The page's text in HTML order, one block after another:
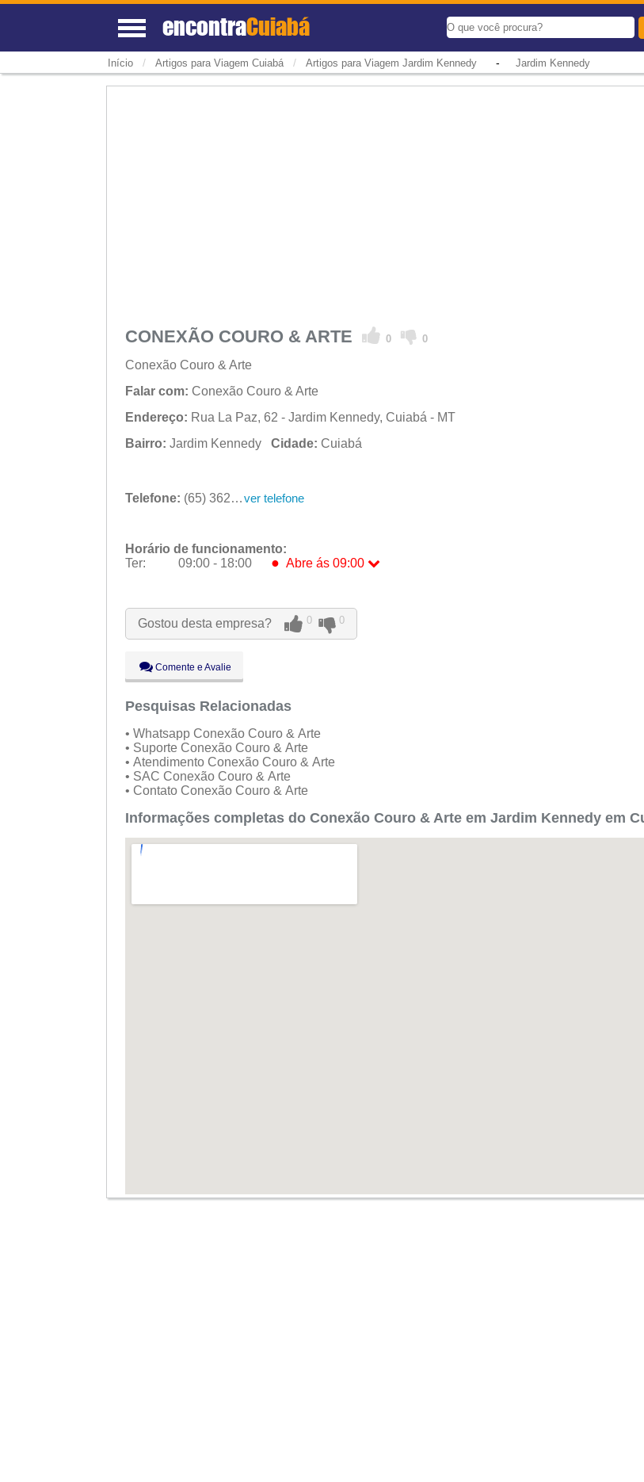
encontraCuiabá
Início / Artigos para Viagem Cuiabá / Artigos para Viagem Jardim Kennedy- Jardim Kennedy
CONEXÃO COURO & ARTE 0 0
Conexão Couro & Arte
Falar com: Conexão Couro & Arte
Endereço: Rua La Paz, 62 - Jardim Kennedy, Cuiabá - MT
Bairro: Jardim Kennedy Cidade: Cuiabá
Telefone: (65) 3627-5010 ver telefone
Horário de funcionamento:
Ter:
09:00 - 18:00 ● Abre ás 09:00
Ter:
09:00 - 18:00 ●Abre ás 09:00
Qua:
09:00 - 18:00
Sex:
09:00 - 18:00
Sáb:
Fechado
Dom:
Fechado
Gostou desta empresa? 0 0
Comente e Avalie
Pesquisas Relacionadas
• Whatsapp Conexão Couro & Arte
• Suporte Conexão Couro & Arte
• Atendimento Conexão Couro & Arte
• SAC Conexão Couro & Arte
• Contato Conexão Couro & Arte
Informações completas do Conexão Couro & Arte em Jardim Kennedy em